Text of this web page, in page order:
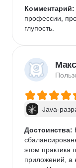
Комментарий:
профессии,
глупость.
Java-
Достоинства:
этом практика
приложений, а